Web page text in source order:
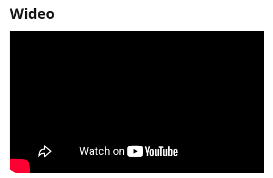
Wideo